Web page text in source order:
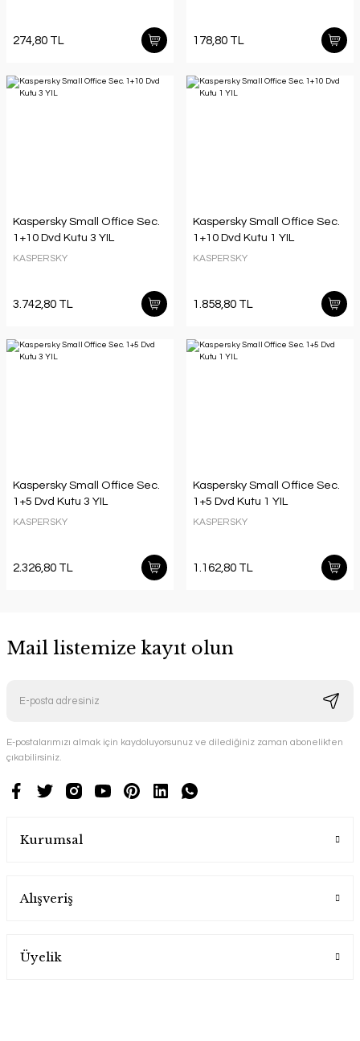
274,80 TL 178,80 TL
Kaspersky Small Office Sec.
1+10 Dvd Kutu 3 YIL
KASPERSKY
3.742,80 TL
Kaspersky Small Office Sec.
1+10 Dvd Kutu 1 YIL
KASPERSKY
1.858,80 TL
Kaspersky Small Office Sec.
1+5 Dvd Kutu 3 YIL
KASPERSKY
2.326,80 TL
Kaspersky Small Office Sec.
1+5 Dvd Kutu 1 YIL
KASPERSKY
1.162,80 TL
Mail listemize kayıt olun
E-postalarımızı almak için kaydoluyorsunuz ve dilediğiniz zaman abonelikten
çıkabilirsiniz.
Kurumsal
Alışveriş
Üyelik